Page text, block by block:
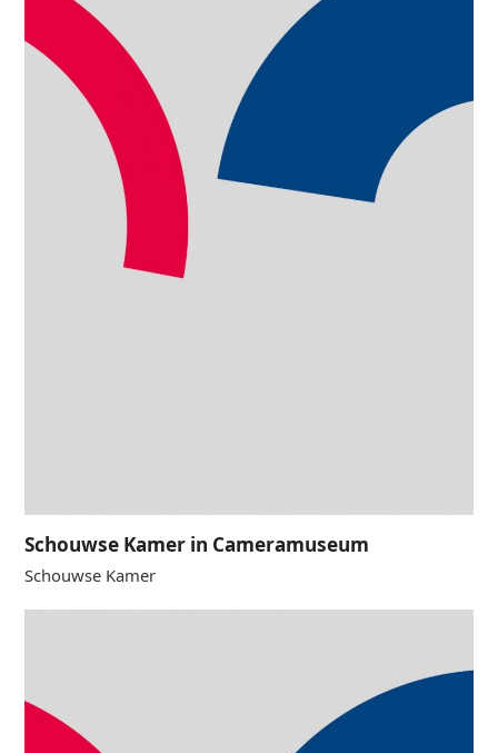
Schouwse Kamer in Cameramuseum
Schouwse Kamer